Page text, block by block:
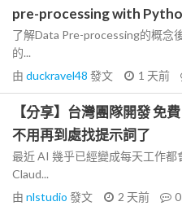
pre-processing with
了解Data Pre-processing的概念
的...
由 duckravel48 發文 1 天前
【分享】台灣團隊開發 免
不用再到處找提示詞了
最近 AI 幾乎已經變成每天工作都
Claud...
由 nlstudio 發文 2 天前 0